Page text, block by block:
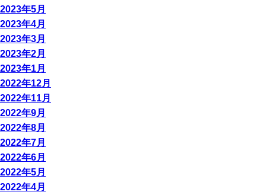
2023年5月
2023年4月
2023年3月
2023年2月
2023年1月
2022年12月
2022年11月
2022年9月
2022年8月
2022年7月
2022年6月
2022年5月
2022年4月